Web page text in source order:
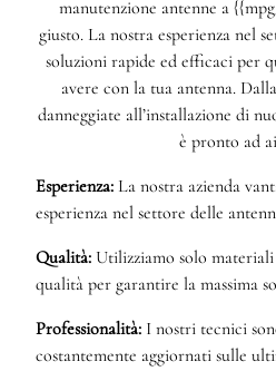
manutenzione antenne a
giusto. La nostra esperienza nel
soluzioni rapide ed efficaci per
avere con la tua antenna.
danneggiate all’installazione di
è pronto ad
Esperienza: La nostra azienda
esperienza nel settore delle
Qualità: Utilizziamo solo
qualità per garantire la massima
Professionalità: I nostri tecnici
costantemente aggiornati sulle